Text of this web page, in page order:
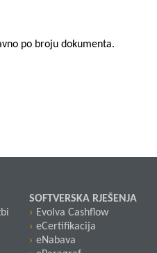
po broju dokumenta.
SOFTVERSKA RJEŠENJA
Evolva Cashflow
eCertifikacija
eNabava